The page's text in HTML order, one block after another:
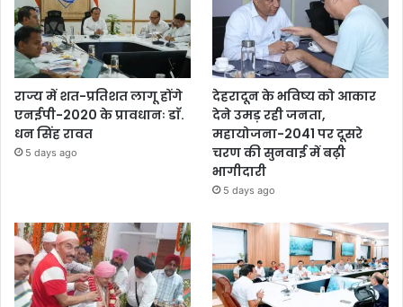
राज्य में शत-प्रतिशत लागू होंगे
एनईपी-2020 के प्रावधानः डाॅ.
धन सिंह रावत
5 days ago
देहरादून के भविष्य को आकार
देने उमड़ रही जनता,
महायोजना-2041 पर दूसरे
चरण की सुनवाई में बढ़ी
भागीदारी
5 days ago